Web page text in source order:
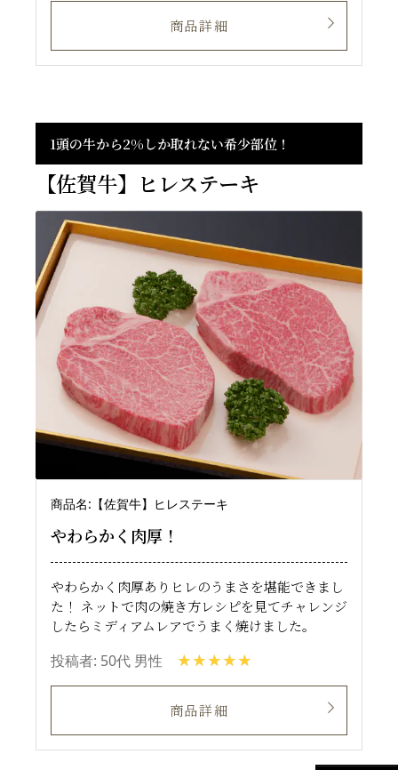
商品詳細
1頭の牛から2%しか取れない希少部位！
【佐賀牛】ヒレステーキ
商品名:【佐賀牛】ヒレステーキ
やわらかく肉厚！
やわらかく肉厚ありヒレのうまさを堪能できまし
た！ ネットで肉の焼き方レシピを見てチャレンジ
したらミディアムレアでうまく焼けました。
投稿者: 50代 男性
商品詳細